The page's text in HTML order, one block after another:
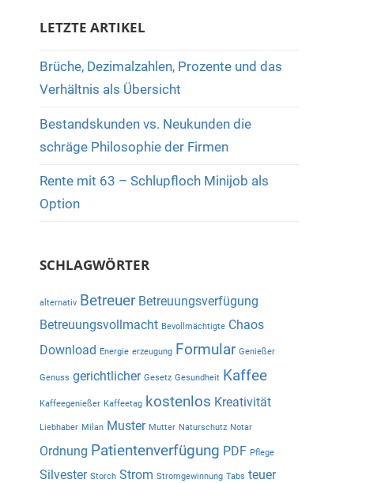
LETZTE ARTIKEL
Brüche, Dezimalzahlen, Prozente und das
Verhältnis als Übersicht
Bestandskunden vs. Neukunden die
schräge Philosophie der Firmen
Rente mit 63 – Schlupfloch Minijob als
Option
SCHLAGWÖRTER
alternativ Betreuer Betreuungsverfügung
Betreuungsvollmacht Bevollmächtigte Chaos
Download Energie erzeugung Formular Genießer
Genuss gerichtlicher Gesetz Gesundheit Kaffee
Kaffeegenießer Kaffeetag kostenlos Kreativität
Liebhaber Milan Muster Mutter Naturschutz Notar
Ordnung Patientenverfügung PDF Pflege
Silvester Storch Strom Stromgewinnung Tabs teuer